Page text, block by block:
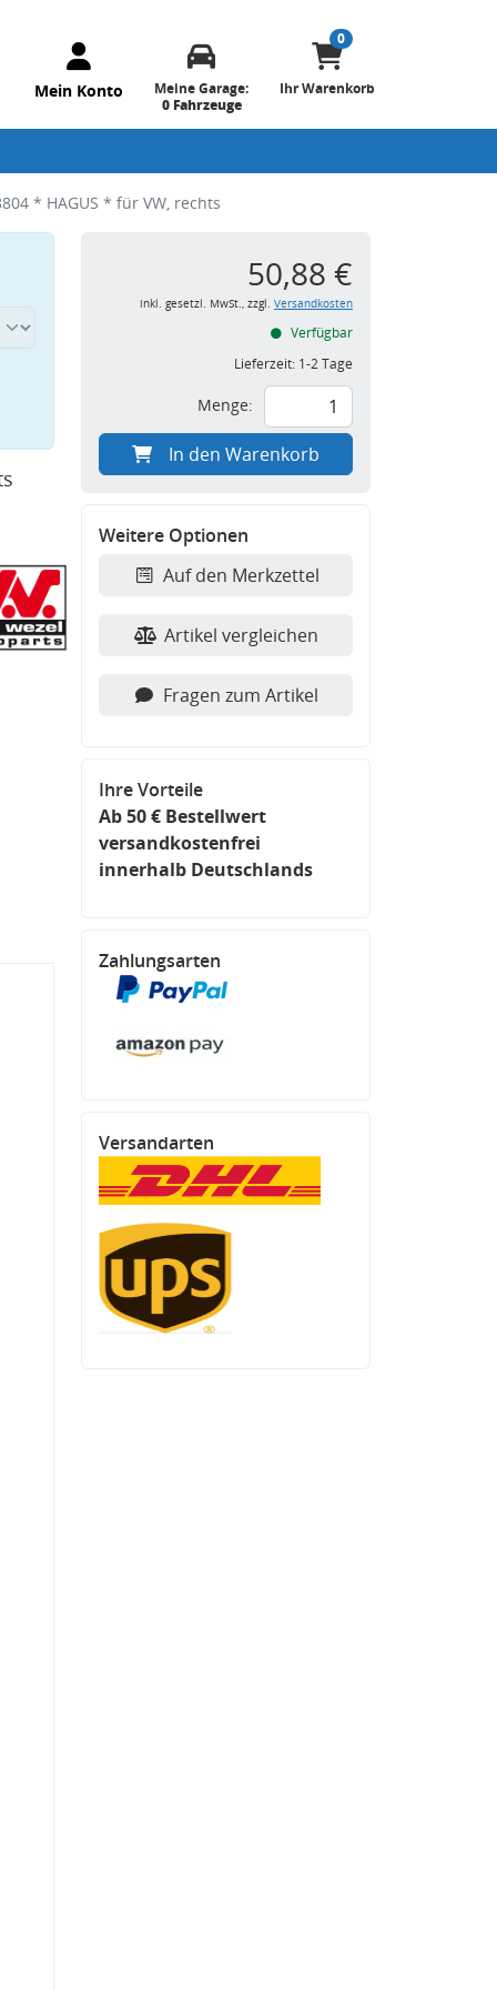
Mein Konto
Meine Garage:
0 Fahrzeuge
0
Ihr Warenkorb
* HAGUS * für VW, rechts
50,88 €
inkl. gesetzl. MwSt., zzgl. Versandkosten
Verfügbar
Lieferzeit: 1-2 Tage
Menge:
In den Warenkorb
Weitere Optionen
Auf den Merkzettel
Artikel vergleichen
Fragen zum Artikel
Ihre Vorteile
Ab 50 € Bestellwert
versandkostenfrei
innerhalb Deutschlands
Zahlungsarten
Versandarten